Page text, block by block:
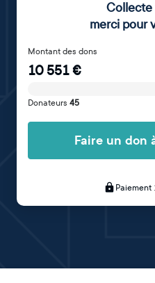
Collecte
merci pour
Montant des dons
10 551€
Donateurs 45
Faire un don
Paiement